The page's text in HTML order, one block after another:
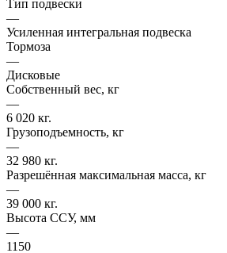
Тип подвески
—
Усиленная интегральная подвеска
Тормоза
—
Дисковые
Собственный вес, кг
—
6 020 кг.
Грузоподъемность, кг
—
32 980 кг.
Разрешённая максимальная масса, кг
—
39 000 кг.
Высота ССУ, мм
—
1150